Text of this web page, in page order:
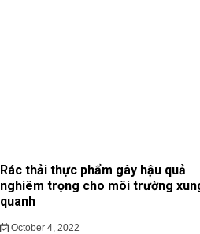
Rác thải thực phẩm gây hậu quả
nghiêm trọng cho môi trường
quanh
October 4, 2022